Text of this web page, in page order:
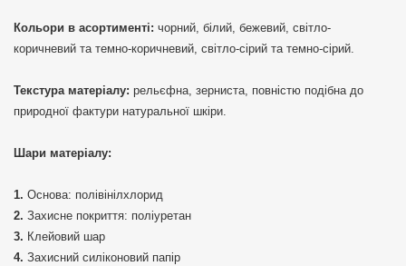
Кольори в асортименті: чорний, білий, бежевий, світло-
коричневий та темно-коричневий, світло-сірий та темно-сірий.
Текстура матеріалу: рельєфна, зерниста, повністю подібна до
природної фактури натуральної шкіри.
Шари матеріалу:
Основа: полівінілхлорид
Захисне покриття: поліуретан
Клейовий шар
Захисний силіконовий папір